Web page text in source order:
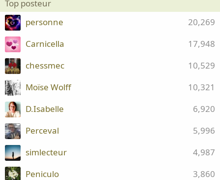
On déparasita mais le mal était fait
Leurs poèmes d’amours sentirent
Les mignonnes allèrent aux sites
Où l’on se grattait moins, tels Ronsard,
Un docte apothicaire intervint
Rendant au grand Ronsard sa santé
Top posteur
20,269
personne
17,948
Carnicella
10,529
chessmec
10,321
Moïse Wolff
6,920
D.Isabelle
5,996
Perceval
4,987
simlecteur
3,860
Peniculo